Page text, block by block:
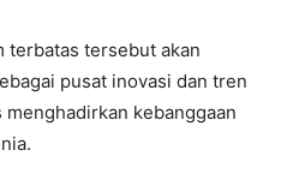
terbatas tersebut akan
pusat inovasi dan tren
kebanggaan